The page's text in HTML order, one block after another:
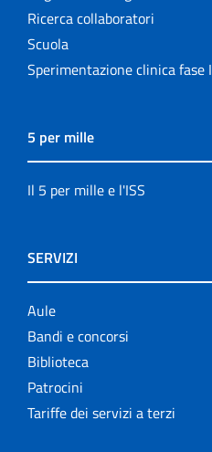
Ricerca collaboratori
Scuola
Sperimentazione clinica fase I
5 per mille
Il 5 per mille e l'ISS
SERVIZI
Aule
Bandi e concorsi
Biblioteca
Patrocini
Tariffe dei servizi a terzi